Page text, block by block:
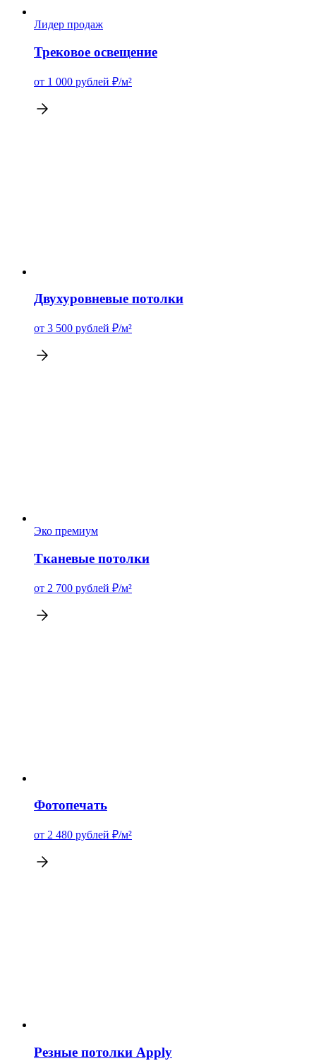
Лидер продаж
Трековое освещение
от 1 000 рублей ₽/м²
Двухуровневые потолки
от 3 500 рублей ₽/м²
Эко премиум
Тканевые потолки
от 2 700 рублей ₽/м²
Фотопечать
от 2 480 рублей ₽/м²
Резные потолки Apply